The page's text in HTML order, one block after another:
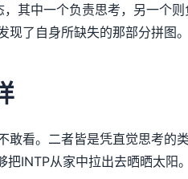
其中一个负责思考，另一个
了自身所缺失的那部分拼图。
敢看。二者皆是凭直觉思考的
INTP从家中拉出去晒晒太阳。